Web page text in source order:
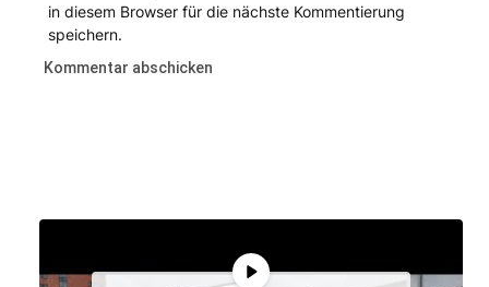
in diesem Browser für die nächste Kommentierung
speichern.